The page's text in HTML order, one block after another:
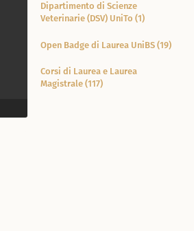
Dipartimento di Scienze
Veterinarie (DSV) UniTo (1)
Open Badge di Laurea UniBS (19)
Corsi di Laurea e Laurea
Magistrale (117)